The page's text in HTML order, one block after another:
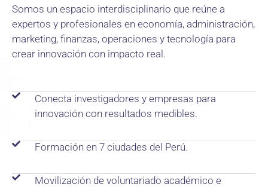
Somos un espacio interdisciplinario que reúne a
expertos y profesionales en economía, administración,
marketing, finanzas, operaciones y tecnología para
crear innovación con impacto real.
Conecta investigadores y empresas para
innovación con resultados medibles.
Formación en 7 ciudades del Perú.
Movilización de voluntariado académico e